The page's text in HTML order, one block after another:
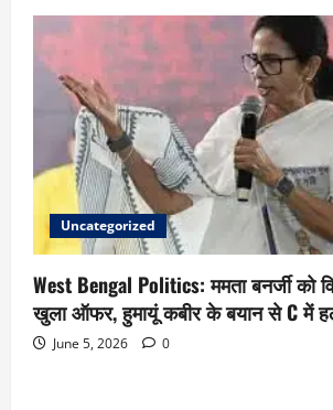
Uncategorized
West Bengal Politics: ममता बनर्जी को
खुला ऑफर, हुमायूं कबीर के बयान से C में
June 5, 2026 0